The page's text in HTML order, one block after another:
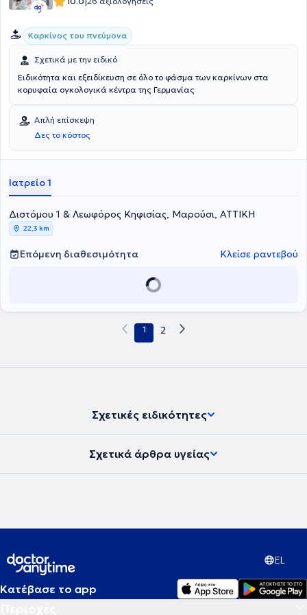
Καρκίνος του πνεύμονα
Σχετικά με την ειδικό
Ειδικότητα και εξειδίκευση σε όλο το φάσμα των καρκίνων στα
κορυφαία ογκολογικά κέντρα της Γερμανίας
Απλή επίσκεψη
Δες το κόστος
Ιατρείο 1
Διστόμου 1 & Λεωφόρος Κηφισίας, Μαρούσι, ΑΤΤΙΚΗ
22,3 km
Επόμενη διαθεσιμότητα Κλείσε ραντεβού
1 2
Σχετικές ειδικότητες
Σχετικά άρθρα υγείας
EL
Κατέβασε το app